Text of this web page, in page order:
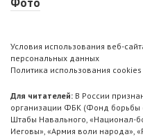
Условия использования веб-
персональных данных
Политика использования cookies
Для читателей: В России
организации ФБК (Фонд борьбы
Штабы Навального, «Национал-
Иеговы», «Армия воли народа»,